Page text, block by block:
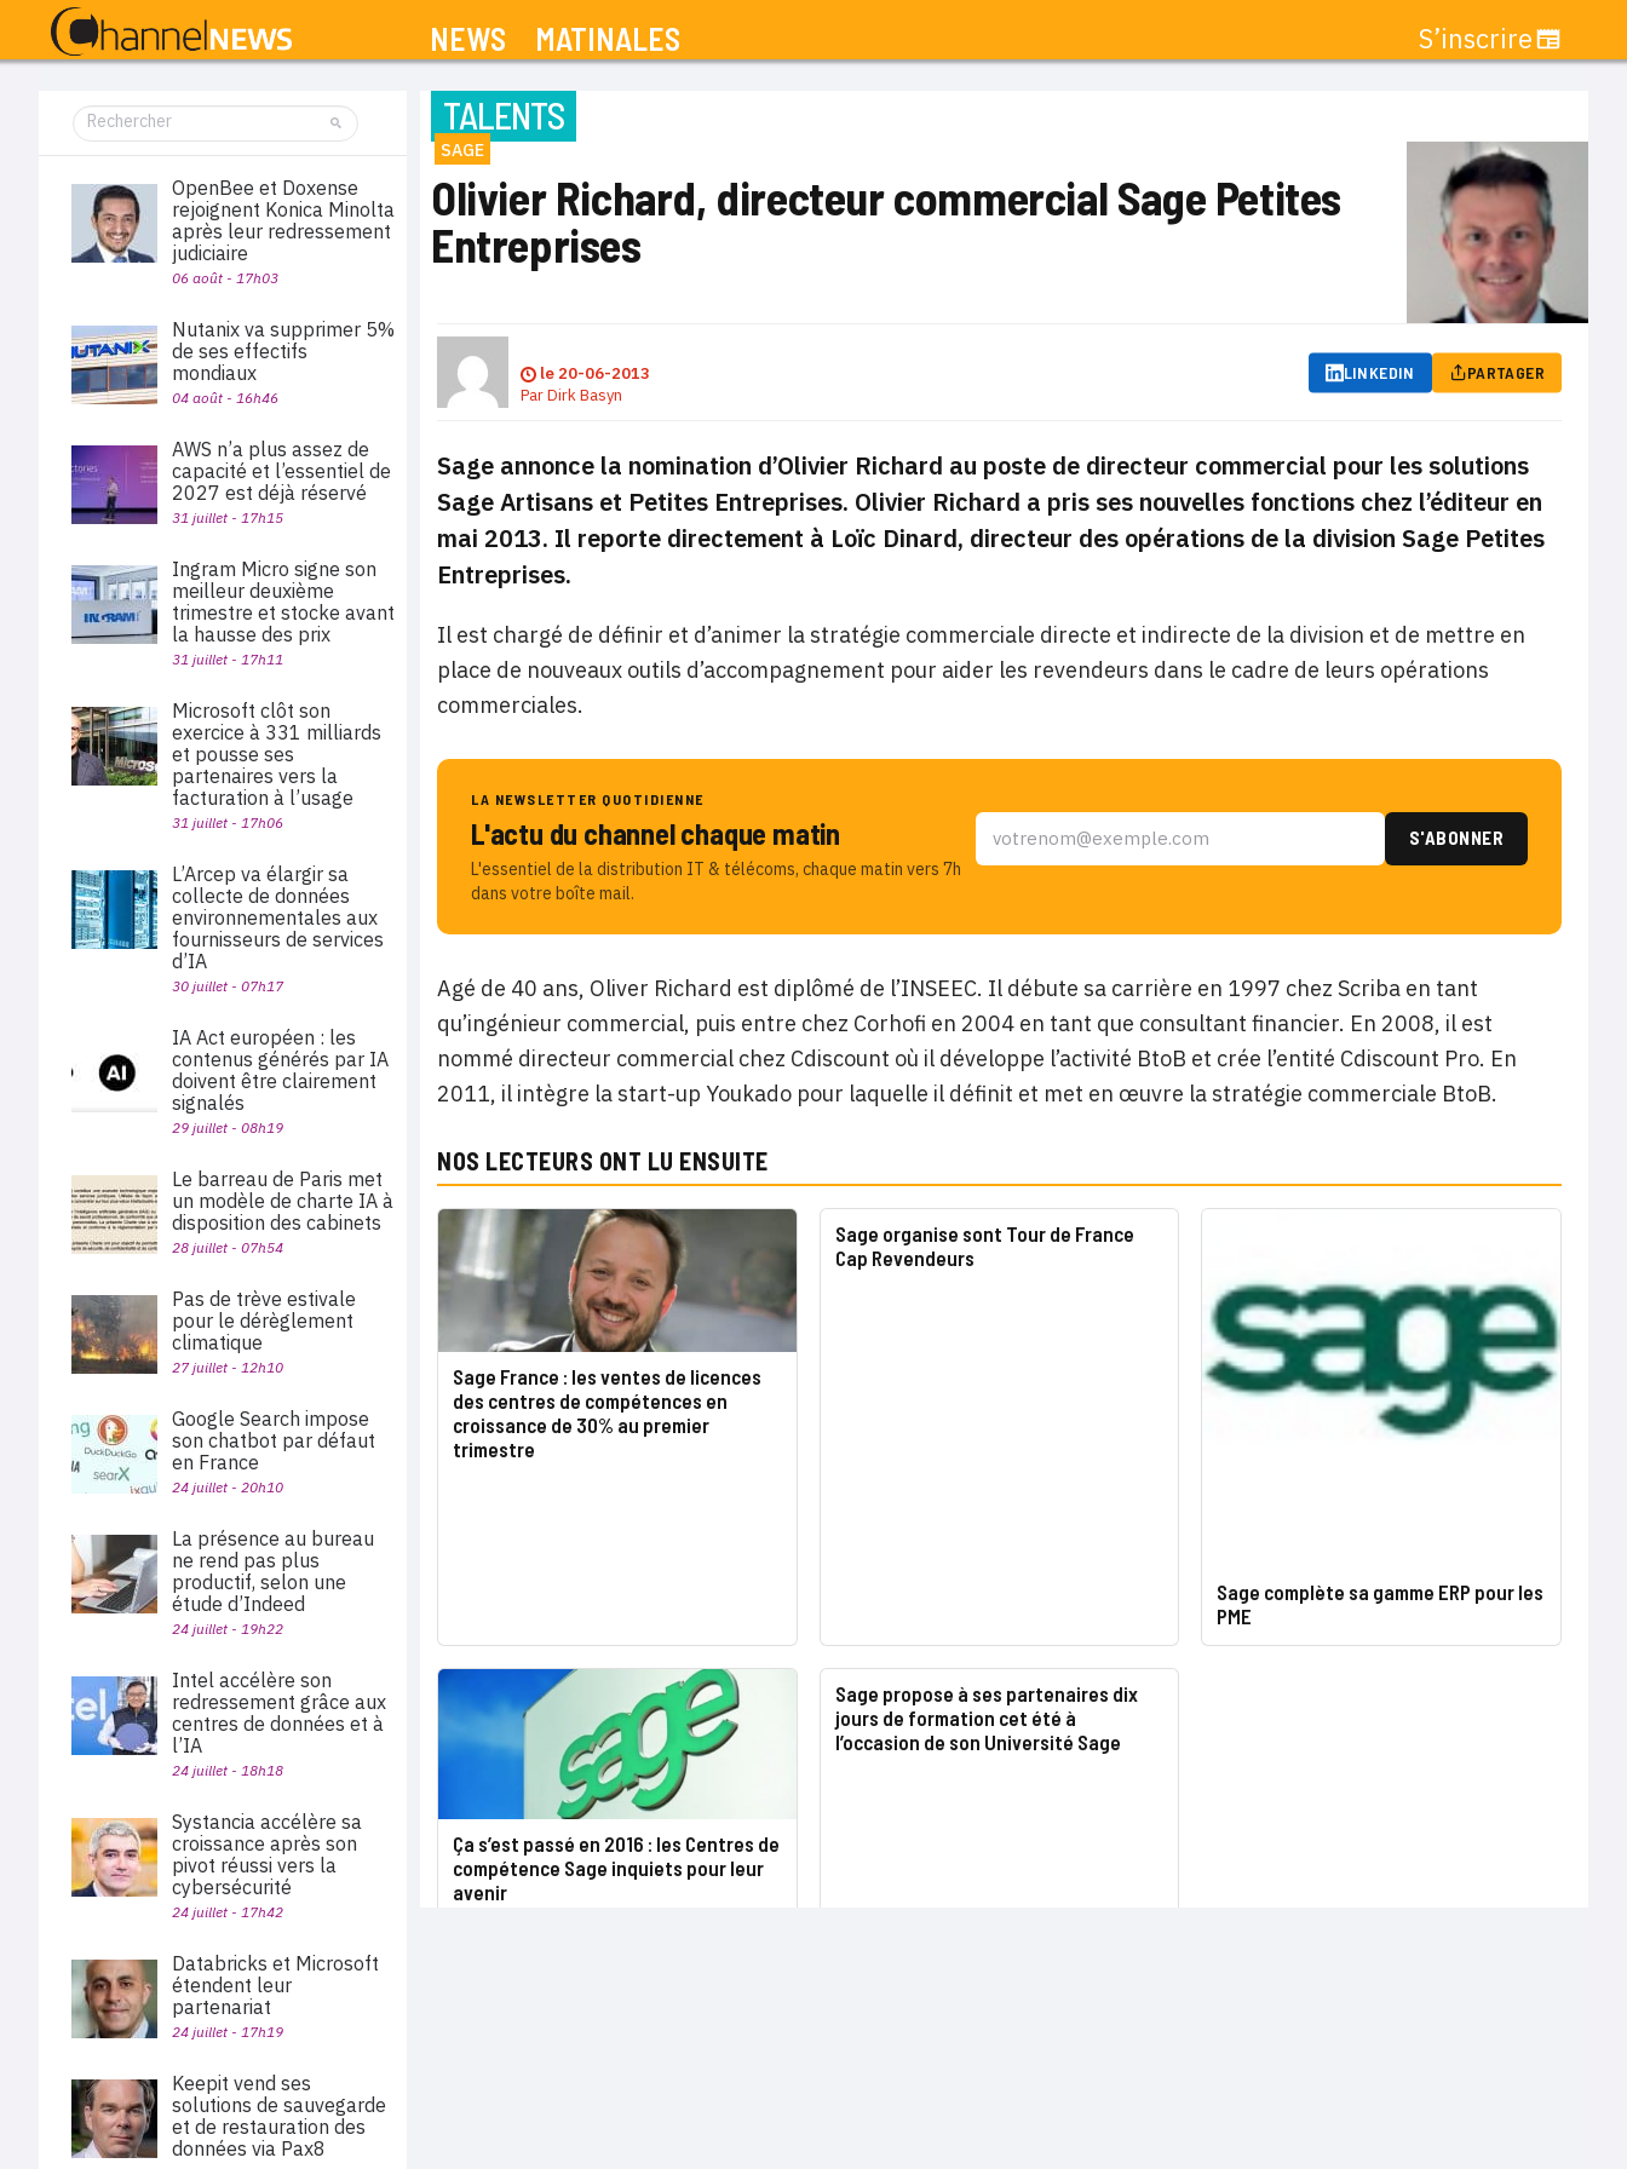
NEWS MATINALES S’inscrire
TALENTS
SAGE
Olivier Richard, directeur commercial Sage Petites
Entreprises
le 20-06-2013
ParDirk Basyn
LINKEDIN PARTAGER
Sage annonce la nomination d’Olivier Richard au poste de directeur commercial pour les solutions
Sage Artisans et Petites Entreprises. Olivier Richard a pris ses nouvelles fonctions chez l’éditeur en
mai 2013. Il reporte directement à Loïc Dinard, directeur des opérations de la division Sage Petites
Entreprises.
Il est chargé de définir et d’animer la stratégie commerciale directe et indirecte de la division et de mettre en
place de nouveaux outils d’accompagnement pour aider les revendeurs dans le cadre de leurs opérations
commerciales.
LA NEWSLETTER QUOTIDIENNE
L'actu du channel chaque matin
L'essentiel de la distribution IT & télécoms, chaque matin vers 7h
dans votre boîte mail.
Agé de 40 ans, Oliver Richard est diplômé de l’INSEEC. Il débute sa carrière en 1997 chez Scriba en tant
qu’ingénieur commercial, puis entre chez Corhofi en 2004 en tant que consultant financier. En 2008, il est
nommé directeur commercial chez Cdiscount où il développe l’activité BtoB et crée l’entité Cdiscount Pro. En
2011, il intègre la start-up Youkado pour laquelle il définit et met en œuvre la stratégie commerciale BtoB.
NOS LECTEURS ONT LU ENSUITE
Sage France : les ventes de licences
des centres de compétences en
croissance de 30% au premier
trimestre
Sage organise sont Tour de France
Cap Revendeurs
Sage complète sa gamme ERP pour les
PME
Ça s’est passé en 2016 : les Centres de
compétence Sage inquiets pour leur
avenir
Sage propose à ses partenaires dix
jours de formation cet été à
l’occasion de son Université Sage
OpenBee et Doxense
rejoignent Konica Minolta
après leur redressement
judiciaire
06 août - 17h03
Nutanix va supprimer 5%
de ses effectifs
mondiaux
04 août - 16h46
AWS n’a plus assez de
capacité et l’essentiel de
2027 est déjà réservé
31 juillet - 17h15
Ingram Micro signe son
meilleur deuxième
trimestre et stocke avant
la hausse des prix
31 juillet - 17h11
Microsoft clôt son
exercice à 331 milliards
et pousse ses
partenaires vers la
facturation à l’usage
31 juillet - 17h06
L’Arcep va élargir sa
collecte de données
environnementales aux
fournisseurs de services
d’IA
30 juillet - 07h17
IA Act européen : les
contenus générés par IA
doivent être clairement
signalés
29 juillet - 08h19
Le barreau de Paris met
un modèle de charte IA à
disposition des cabinets
28 juillet - 07h54
Pas de trève estivale
pour le dérèglement
climatique
27 juillet - 12h10
Google Search impose
son chatbot par défaut
en France
24 juillet - 20h10
La présence au bureau
ne rend pas plus
productif, selon une
étude d’Indeed
24 juillet - 19h22
Intel accélère son
redressement grâce aux
centres de données et à
l’IA
24 juillet - 18h18
Systancia accélère sa
croissance après son
pivot réussi vers la
cybersécurité
24 juillet - 17h42
Databricks et Microsoft
étendent leur
partenariat
24 juillet - 17h19
Keepit vend ses
solutions de sauvegarde
et de restauration des
données via Pax8